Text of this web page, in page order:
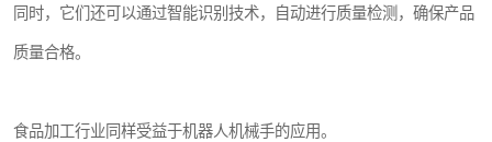
同时，它们还可以通过智能识别技术，自动进行质量检测，确保产品
质量合格。
食品加工行业同样受益于机器人机械手的应用。